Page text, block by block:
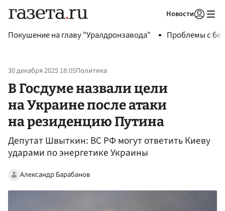
Новости
Покушение на главу "Уралдронзавода" Проблемы с
30 декабря 2025 18:05Политика
В Госдуме назвали цели
на Украине после атаки
на резиденцию Путина
Депутат Швыткин: ВС РФ могут ответить Киеву
ударами по энергетике Украины
Александр Барабанов